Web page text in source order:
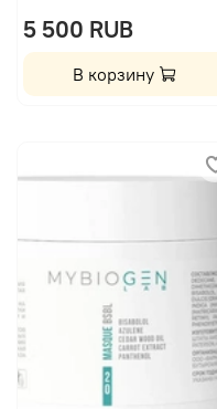
5 500 RUB
В корзину